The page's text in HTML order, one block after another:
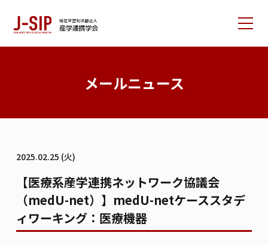
リンク集 学会書籍紹介 ご寄付のお願い
メールニュース
2025.02.25 (火)
【医療系産学連携ネットワーク協議会
（medU-net）】medU-netケーススタデ
ィワーキング：医療機器